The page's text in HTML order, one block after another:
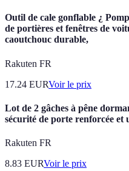
Outil de cale gonflable ¿
de portières et fenêtres de
caoutchouc durable,
Rakuten FR
17.24 EURVoir le prix
Lot de 2 gâches à pêne
sécurité de porte renforcée et
Rakuten FR
8.83 EURVoir le prix